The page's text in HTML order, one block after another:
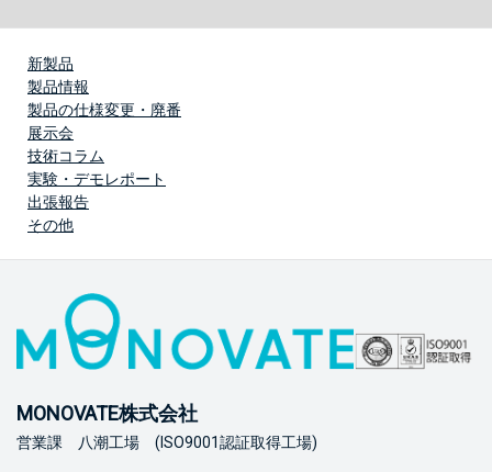
新製品
製品情報
製品の仕様変更・廃番
展示会
技術コラム
実験・デモレポート
出張報告
その他
MONOVATE株式会社
営業課 八潮工場 (ISO9001認証取得工場)